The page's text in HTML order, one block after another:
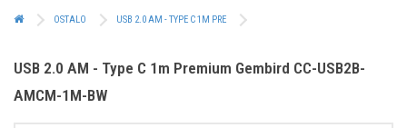
OSTALO USB 2.0 AM - TYPE C 1M PRE
USB 2.0 AM - Type C 1m Premium Gembird CC-USB2B-
AMCM-1M-BW